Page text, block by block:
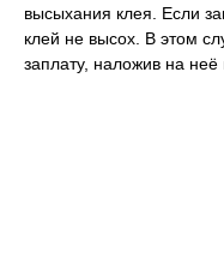
высыхания клея. Если
клей не высох. В этом
заплату, наложив на неё